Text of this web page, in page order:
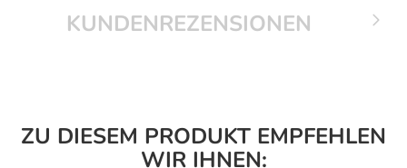
KUNDENREZENSIONEN
ZU DIESEM PRODUKT EMPFEHLEN
WIR IHNEN: